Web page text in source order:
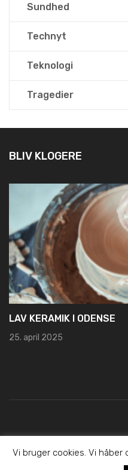
Sundhed
Technyt
Teknologi
Tragedier
BLIV KLOGERE
NEM OG HURTIG
19. marts 2025
Vi bruger cookies. Vi håber